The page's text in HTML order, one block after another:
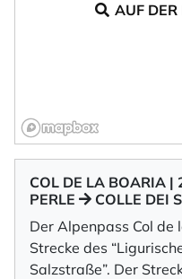
AUF DER
COL DE LA BOARIA |
PERLE
COLLE DEI
Der Alpenpass Col
Strecke des
Salzstraße”. Der